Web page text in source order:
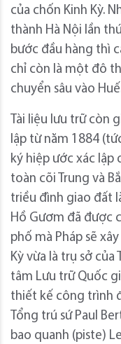
của chốn Kinh Kỳ.
thành Hà Nội lần
bước đầu hàng thì
chỉ còn là một đô
chuyển sâu vào
Tài liệu lưu trữ còn
lập từ năm 1884
ký hiệp ước xác lập
toàn cõi Trung và
triều đình giao đất
Hồ Gươm đã được
phố mà Pháp sẽ
Kỳ vừa là trụ sở của
tâm Lưu trữ Quốc
thiết kế công trình
Tổng trú sứ Paul
bao quanh (piste)